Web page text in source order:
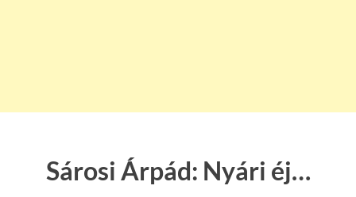
Sárosi Árpád: Nyári éj…